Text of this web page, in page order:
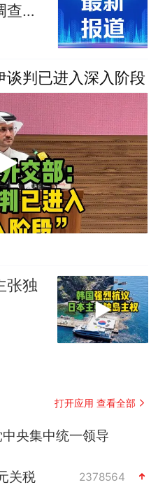
查，
谈判已进入深入阶段
张独
打开应用 查看全部
央集中统一领导
关税 2378564